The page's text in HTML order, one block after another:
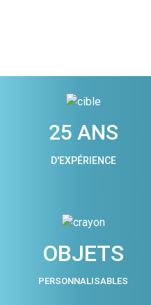
25 ANS
D'EXPÉRIENCE
OBJETS
PERSONNALISABLES